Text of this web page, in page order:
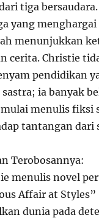
tiga
yang menghargai
menunjukkan
cerita. Christie
pendidikan
ia banyak
menulis fiksi
tantangan dari
Terobosannya:
menulis novel
Affair at Styles”
dunia pada